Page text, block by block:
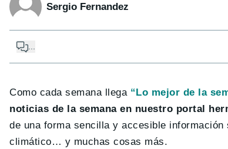
Sergio Fernandez
...
Como cada semana llega “Lo mejor de la
noticias de la semana en nuestro portal
de una forma sencilla y accesible
climático… y muchas cosas más.